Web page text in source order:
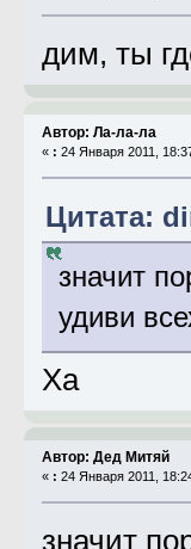
дим, ты
Автор: Ла-ла-ла
« : 24 Января 2011,
Цитата:
значит
удиви
Ха
Автор: Дед Митяй
« : 24 Января 2011,
значит